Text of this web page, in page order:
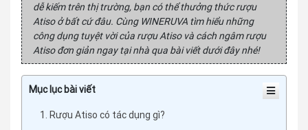
dễ kiếm trên thị trường, bạn có thể thưởng thức rượu
Atiso ở bất cứ đâu. Cùng WINERUVA tìm hiểu những
công dụng tuyệt vời của rượu Atiso và cách ngâm rượu
Atiso đơn giản ngay tại nhà qua bài viết dưới đây nhé!
Mục lục bài viết
1. Rượu Atiso có tác dụng gì?